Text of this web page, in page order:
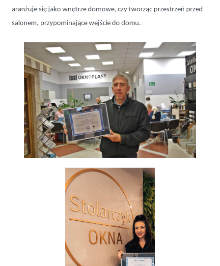
aranżuje się jako wnętrze domowe, czy tworząc przestrzeń przed
salonem, przypominające wejście do domu.